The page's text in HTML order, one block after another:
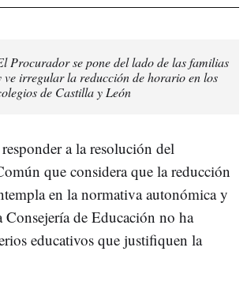
Procurador se pone del lado de las familias
ve irregular la reducción de horario en los
de Castilla y León
a la resolución del
que considera que la reducción
en la normativa autonómica y
Consejería de Educación no ha
educativos que justifiquen la